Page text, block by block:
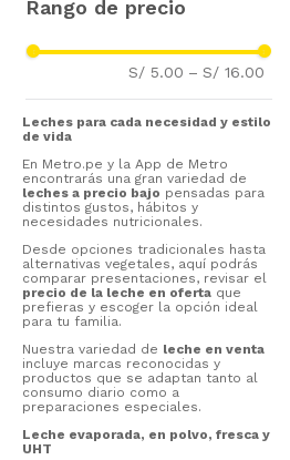
Cuisine & Co
Leche Deslactosada (7)
Bebida Nutricional (9)
Leche Semidescremada
Leche parcialmente
descremada (6)
Tipo de Producto (5
Leche Descremada (3)
Bebida de Avena (2)
Yogurt Bebible ( 1)
Postres Lácteos
1
S/ 5.00 – S/ 16.00
Leches para cada necesidad y estilo
de vida
En Metro.pe y la App de Metro
encontrarás una gran variedad de
leches a precio bajo pensadas para
distintos gustos, hábitos y
necesidades nutricionales.
Desde opciones tradicionales hasta
alternativas vegetales, aquí podrás
comparar presentaciones, revisar el
precio de la leche en oferta que
prefieras y escoger la opción ideal
para tu familia.
Nuestra variedad de leche en venta
incluye marcas reconocidas y
productos que se adaptan tanto al
consumo diario como a
preparaciones especiales.
Leche evaporada, en polvo, fresca y
UHT